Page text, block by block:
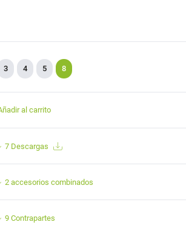
3 4 5 8
al carrito
7 Descargas
2 accesorios combinados
9 Contrapartes